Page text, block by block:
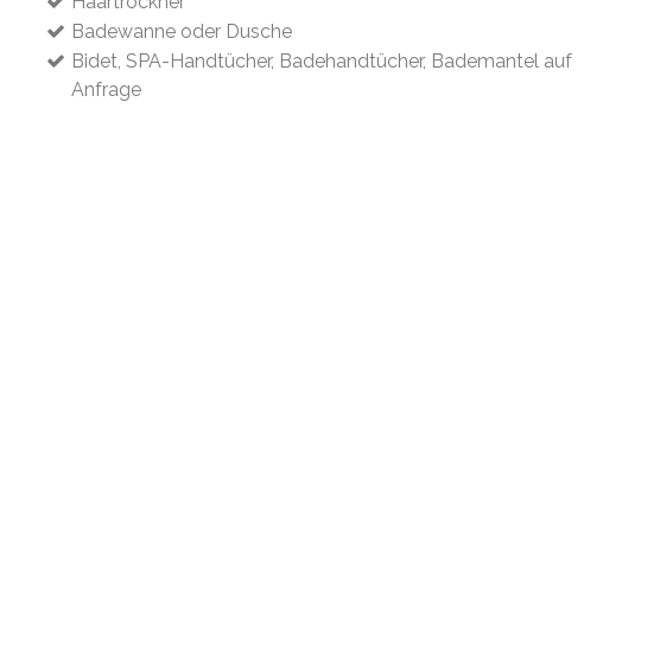
Badewanne oder Dusche
Bidet, SPA-Handtücher, Badehandtücher, Bademantel auf
Anfrage